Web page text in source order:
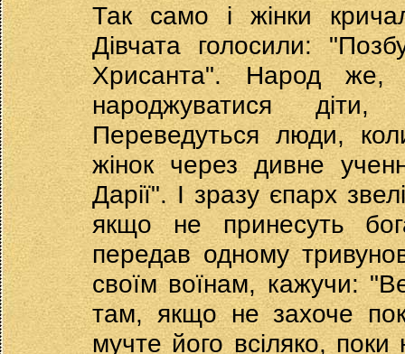
Так само і жінки
Дівчата голосили:
Хрисанта". Народ же,
народжуватися
Переведуться люди,
жінок через дивне
Дарії". І зразу єпарх
якщо не принесуть
передав одному
своїм воїнам, кажучи:
там, якщо не захоче
мучте його всіляко,